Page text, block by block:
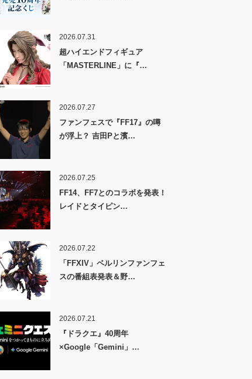
2026.07.31
超ハイエンドフィギュア
「MASTERLINE」に『…
2026.07.27
ファンフェスで『FF17』の噂
が浮上？ 吉田Pと濱…
2026.07.25
FF14、FF7とのコラボを発表！
レイドとタイピン…
2026.07.22
「FFXIV」ベルリンファンフェ
スの番組表発表＆野…
2026.07.21
『ドラクエ』40周年
×Google「Gemini」…